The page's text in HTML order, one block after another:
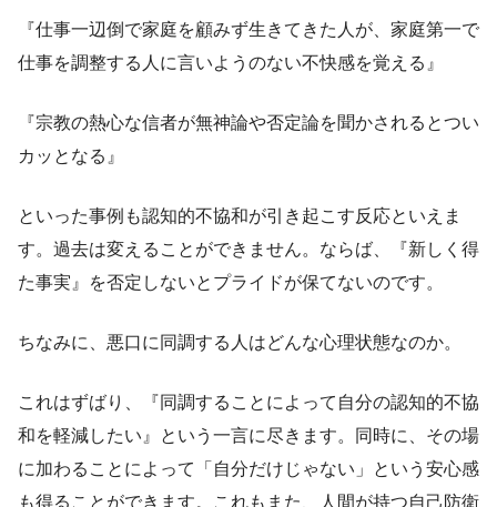
『仕事一辺倒で家庭を顧みず生きてきた人が、家庭第一で
仕事を調整する人に言いようのない不快感を覚える』
『宗教の熱心な信者が無神論や否定論を聞かされるとつい
カッとなる』
といった事例も認知的不協和が引き起こす反応といえま
す。過去は変えることができません。ならば、『新しく得
た事実』を否定しないとプライドが保てないのです。
ちなみに、悪口に同調する人はどんな心理状態なのか。
これはずばり、『同調することによって自分の認知的不協
和を軽減したい』という一言に尽きます。同時に、その場
に加わることによって「自分だけじゃない」という安心感
も得ることができます。これもまた、人間が持つ自己防衛